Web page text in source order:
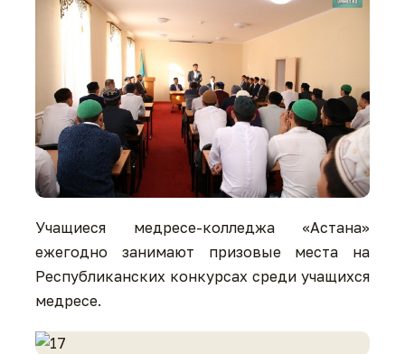
Учащиеся медресе-колледжа «Астана»
ежегодно занимают призовые места на
Республиканских конкурсах среди учащихся
медресе.